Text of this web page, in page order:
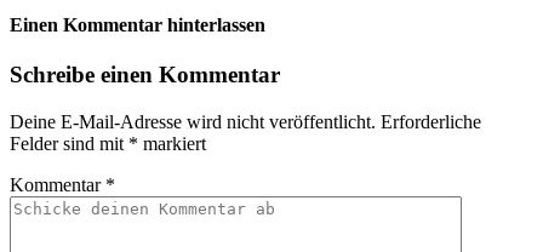
Einen Kommentar hinterlassen
Schreibe einen Kommentar
Deine E-Mail-Adresse wird nicht veröffentlicht. Erforderliche
Felder sind mit * markiert
Kommentar *